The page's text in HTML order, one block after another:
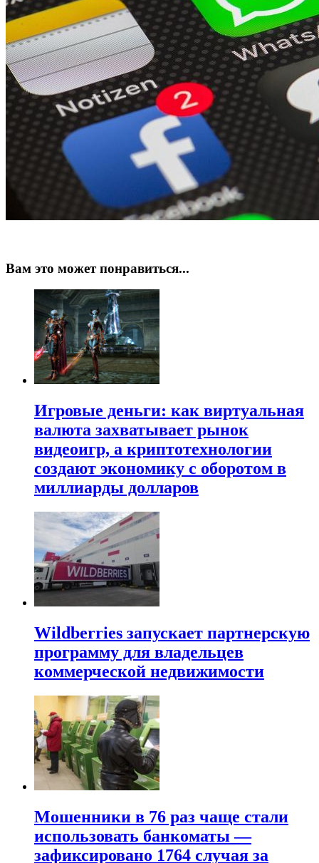
Вам это может понравиться...
Игровые деньги: как виртуальная
валюта захватывает рынок
видеоигр, а криптотехнологии
создают экономику с оборотом в
миллиарды долларов
Wildberries запускает партнерскую
программу для владельцев
коммерческой недвижимости
Мошенники в 76 раз чаще стали
использовать банкоматы —
зафиксировано 1764 случая за